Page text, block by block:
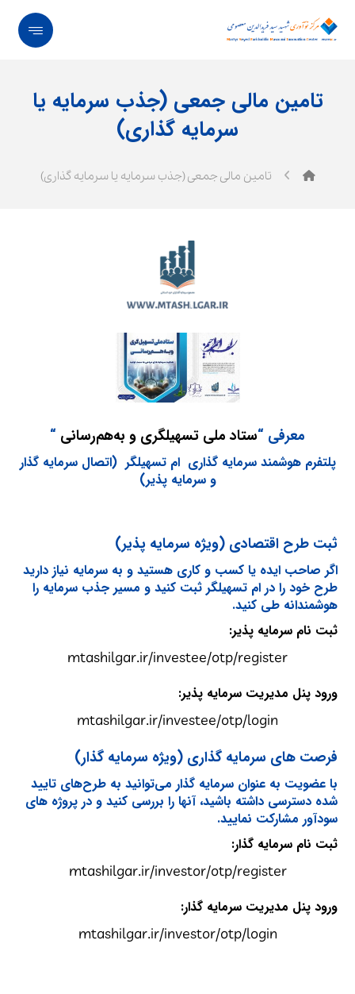
تامین مالی جمعی (جذب سرمایه یا
سرمایه گذاری)
تامین مالی جمعی (جذب سرمایه یا سرمایه گذاری)
معرفی “ستاد ملی تسهیلگری و به‌هم‌رسانی “
پلتفرم هوشمند سرمایه گذاری ام تسهیلگر (اتصال سرمایه گذار
و سرمایه پذیر)
ثبت طرح اقتصادی (ویژه سرمایه پذیر)
اگر صاحب ایده یا کسب و کاری هستید و به سرمایه نیاز دارید
طرح خود را در ام تسهیلگر ثبت کنید و مسیر جذب سرمایه را
هوشمندانه طی کنید.
ثبت نام سرمایه پذیر:
mtashilgar.ir/investee/otp/register
ورود پنل مدیریت سرمایه پذیر:
mtashilgar.ir/investee/otp/login
فرصت های سرمایه گذاری (ویژه سرمایه گذار)
با عضویت به عنوان سرمایه گذار می‌توانید به طرح‌های تایید
شده دسترسی داشته باشید، آنها را بررسی کنید و در پروژه های
سودآور مشارکت نمایید.
ثبت نام سرمایه گذار:
mtashilgar.ir/investor/otp/register
ورود پنل مدیریت سرمایه گذار:
mtashilgar.ir/investor/otp/login